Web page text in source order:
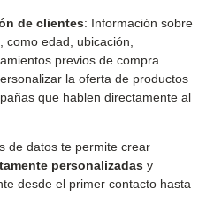
de clientes: Información sobre
edad, ubicación,
previos de compra.
la oferta de productos
que hablen directamente al
de datos te permite crear
personalizadas y
desde el primer contacto hasta